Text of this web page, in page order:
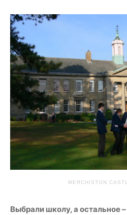
MERCHISTON
Выбрали школу, а остальное –